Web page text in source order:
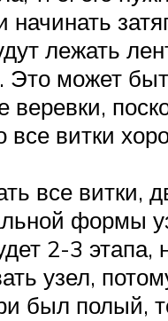
лежать
Это может
веревки,
все витки
все
формы
2-3
узел,
был